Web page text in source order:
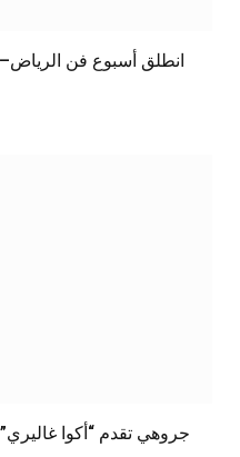
انطلق أسبوع فن الرياض–
جروهي تقدم “أكوا غاليري”